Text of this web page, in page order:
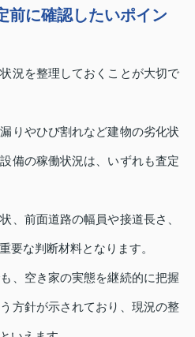
前に確認したいポイン
況を整理しておくことが大切で
りやひび割れなど建物の劣化状
備の稼働状況は、いずれも査定
、前面道路の幅員や接道長さ、
要な判断材料となります。
、空き家の実態を継続的に把握
方針が示されており、現況の整